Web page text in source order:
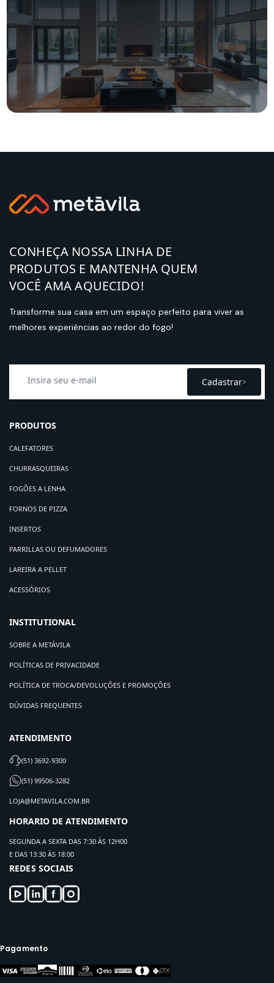
CONHEÇA NOSSA LINHA DE
PRODUTOS E MANTENHA QUEM
VOCÊ AMA AQUECIDO!
Transforme sua casa em um espaço perfeito para viver as
melhores experiências ao redor do fogo!
Cadastrar
PRODUTOS
CALEFATORES
CHURRASQUEIRAS
FOGÕES A LENHA
FORNOS DE PIZZA
INSERTOS
PARRILLAS OU DEFUMADORES
LAREIRA A PELLET
ACESSÓRIOS
INSTITUTIONAL
SOBRE A METÁVILA
POLÍTICAS DE PRIVACIDADE
POLÍTICA DE TROCA/DEVOLUÇÕES E PROMOÇÕES
DÚVIDAS FREQUENTES
ATENDIMENTO
(51) 3692-9300
(51) 99506-3282
LOJA@METAVILA.COM.BR
HORARIO DE ATENDIMENTO
SEGUNDA A SEXTA DAS 7:30 ÀS 12H00
E DAS 13:30 ÀS 18:00
REDES SOCIAIS
Pagamento